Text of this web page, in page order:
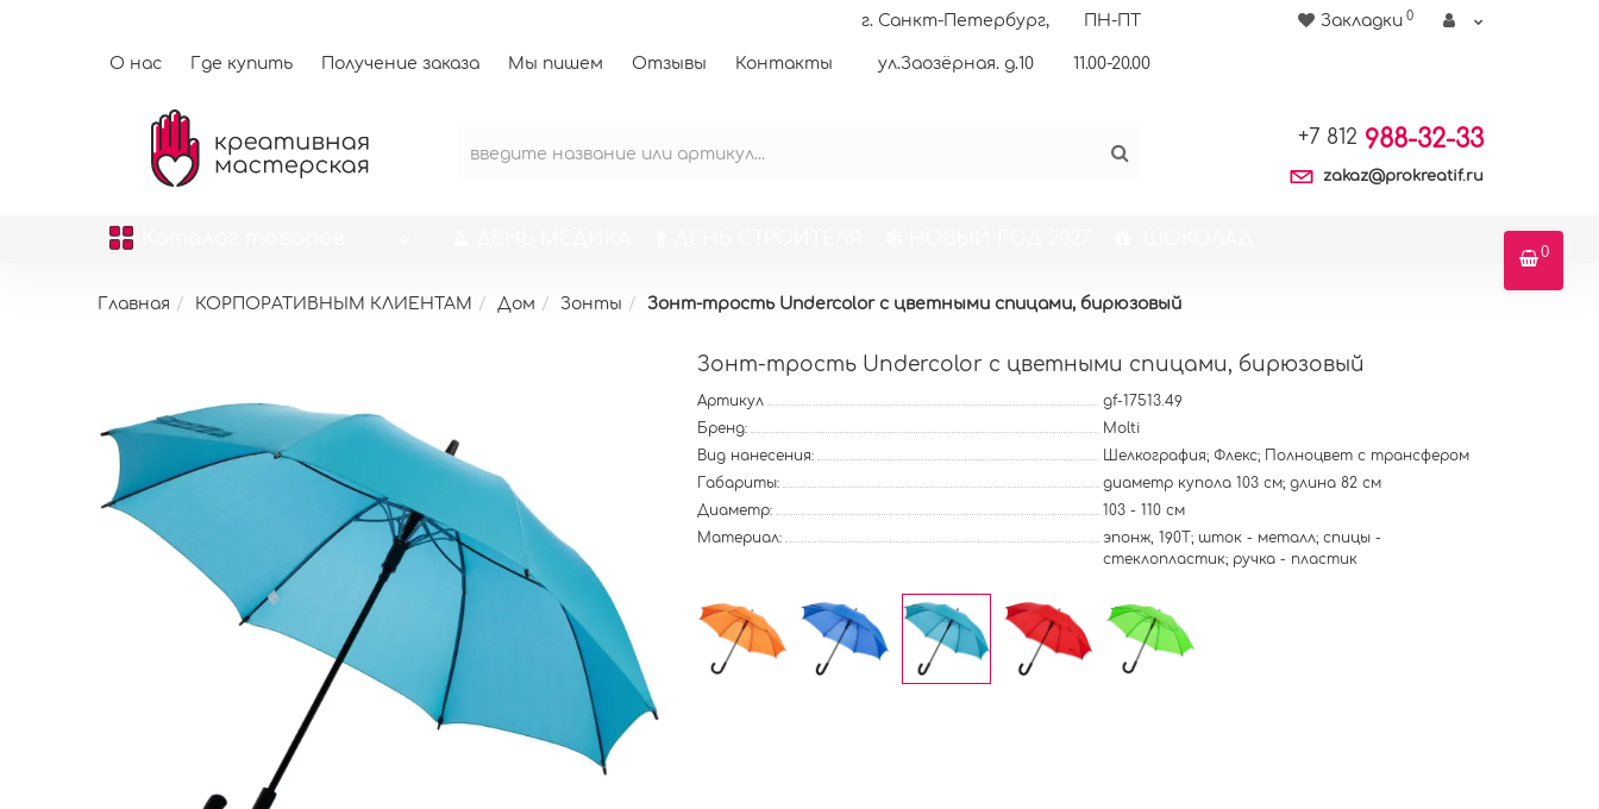
О нас Где купить Получение заказа Мы пишем Отзывы Контакты
г. Санкт-Петербург,
ул.Заозёрная. д.10
ПН-ПТ
11.00-20.00
Закладки 0
+7 812 988-32-33
zakaz@prokreatif.ru
0
Главная КОРПОРАТИВНЫМ КЛИЕНТАМ Дом Зонты Зонт-трость Undercolor с цветными спицами, бирюзовый
Зонт-трость Undercolor с цветными спицами, бирюзовый
Артикул
gf-17513.49
Бренд:
Molti
Вид нанесения:
Шелкография; Флекс; Полноцвет с трансфером
Габариты:
диаметр купола 103 см; длина 82 см
Диаметр:
103 - 110 см
Материал:
эпонж, 190Т; шток - металл; спицы -
стеклопластик; ручка - пластик